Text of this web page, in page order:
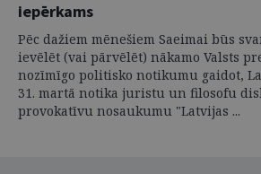
iepērkams
Pēc dažiem mēnešiem Saeimai būs
ievēlēt (vai pārvēlēt) nākamo Valsts
nozīmīgo politisko notikumu gaidot,
31. martā notika juristu un filosofu
provokatīvu nosaukumu "Latvijas ...